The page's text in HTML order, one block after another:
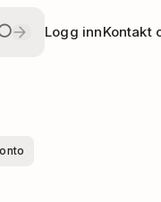
Logg innKontakt